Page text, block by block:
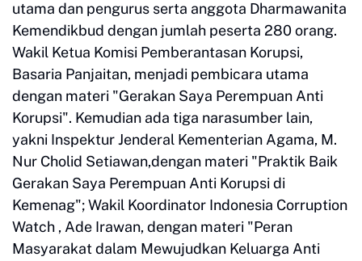
utama dan pengurus serta anggota Dharmawanita
Kemendikbud dengan jumlah peserta 280 orang.
Wakil Ketua Komisi Pemberantasan Korupsi,
Basaria Panjaitan, menjadi pembicara utama
dengan materi "Gerakan Saya Perempuan Anti
Korupsi". Kemudian ada tiga narasumber lain,
yakni Inspektur Jenderal Kementerian Agama, M.
Nur Cholid Setiawan,dengan materi "Praktik Baik
Gerakan Saya Perempuan Anti Korupsi di
Kemenag"; Wakil Koordinator Indonesia Corruption
Watch , Ade Irawan, dengan materi "Peran
Masyarakat dalam Mewujudkan Keluarga Anti